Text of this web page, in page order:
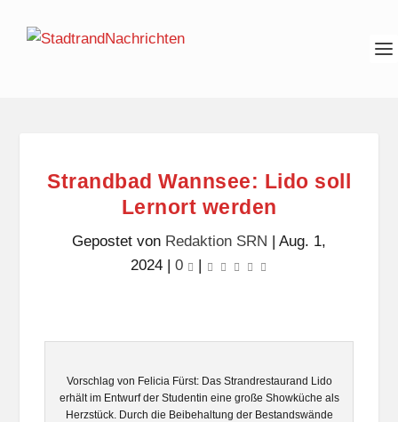
Strandbad Wannsee: Lido soll
Lernort werden
Gepostet von Redaktion SRN | Aug. 1,
2024| 0 |
Vorschlag von Felicia Fürst: Das Strandrestaurand Lido
erhält im Entwurf der Studentin eine große Showküche als
Herzstück. Durch die Beibehaltung der Bestandswände